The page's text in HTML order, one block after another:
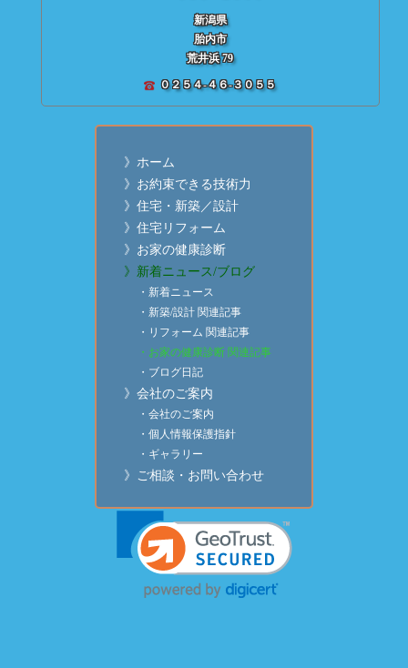
新潟県
胎内市
荒井浜 79
０２５４-４６-３０５５
》ホーム
》お約束できる技術力
》住宅・新築／設計
》住宅リフォーム
》お家の健康診断
》新着ニュース/ブログ
・新着ニュース
・新築/設計 関連記事
・リフォーム 関連記事
・お家の健康診断 関連記事
・ブログ日記
》会社のご案内
・会社のご案内
・個人情報保護指針
・ギャラリー
》ご相談・お問い合わせ